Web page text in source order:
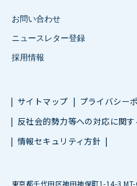
お問い合わせ
ニュースレター登録
採用情報
サイトマップ
プライバシー
反社会的勢力等への対応に関
情報セキュリティ方針
東京都千代田区神田神保町1-14-3